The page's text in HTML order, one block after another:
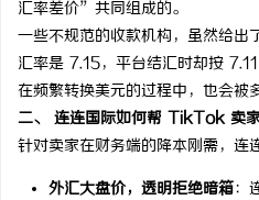
汇率差价”共同组成的。
一些不规范的收款机构，虽然给
汇率是 7.15，平台结汇时却按
在频繁转换美元的过程中，也会被
二、 连连国际如何帮 TikTok 卖
针对卖家在财务端的降本刚需，
外汇大盘价，透明拒绝暗箱：